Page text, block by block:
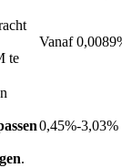
te
Vanaf
.
0,45%-3,03%